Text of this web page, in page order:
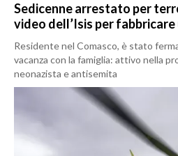
Sedicenne arrestato per
video dell’Isis per
Residente nel Comasco, è stato
vacanza con la famiglia: attivo nella
neonazista e antisemita